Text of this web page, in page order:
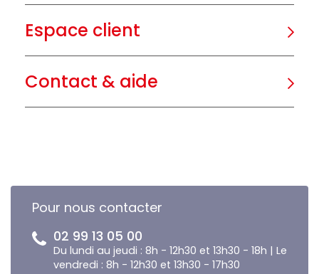
Espace client
Contact & aide
Pour nous contacter
02 99 13 05 00
Du lundi au jeudi : 8h - 12h30 et 13h30 - 18h | Le
vendredi : 8h - 12h30 et 13h30 - 17h30